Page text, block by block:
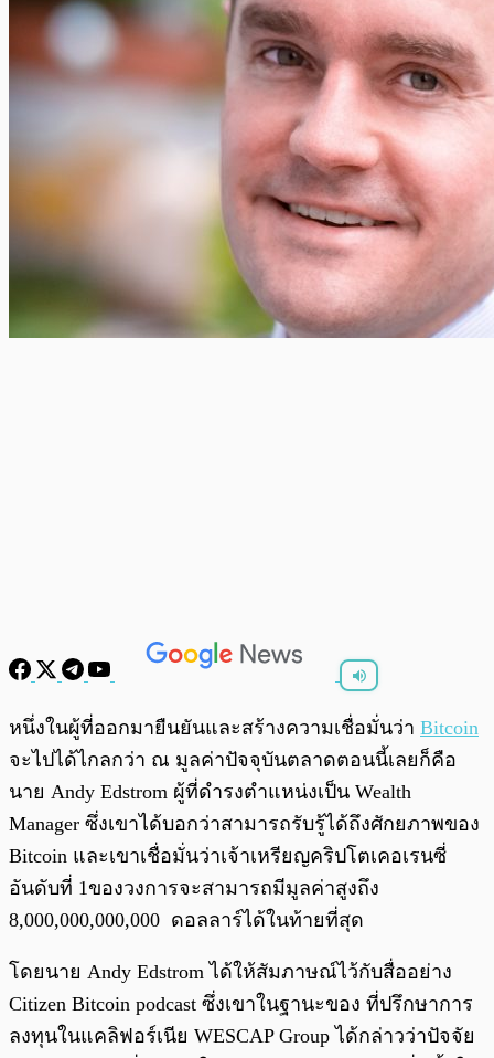
พร้อมเล่น 0:00 /
หนึ่งในผู้ที่ออกมายืนยันและสร้างความเชื่อมั่นว่า Bitcoin
จะไปได้ไกลกว่า ณ มูลค่าปัจจุบันตลาดตอนนี้เลยก็คือ
นาย Andy Edstrom ผู้ที่ดำรงตำแหน่งเป็น Wealth
Manager ซึ่งเขาได้บอกว่าสามารถรับรู้ได้ถึงศักยภาพของ
Bitcoin และเขาเชื่อมั่นว่าเจ้าเหรียญคริปโตเคอเรนซี่
อันดับที่ 1ของวงการจะสามารถมีมูลค่าสูงถึง
8,000,000,000,000 ดอลลาร์ได้ในท้ายที่สุด
โดยนาย Andy Edstrom ได้ให้สัมภาษณ์ไว้กับสื่ออย่าง
Citizen Bitcoin podcast ซึ่งเขาในฐานะของ ที่ปรึกษาการ
ลงทุนในแคลิฟอร์เนีย WESCAP Group ได้กล่าวว่าปัจจัย